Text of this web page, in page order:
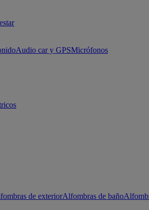
Audio car y GPSMicrófonos
de exteriorAlfombras de baño